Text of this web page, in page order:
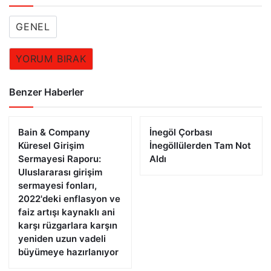
GENEL
YORUM BIRAK
Benzer Haberler
Bain & Company
Küresel Girişim
Sermayesi Raporu:
Uluslararası girişim
sermayesi fonları,
2022'deki enflasyon ve
faiz artışı kaynaklı ani
karşı rüzgarlara karşın
yeniden uzun vadeli
büyümeye hazırlanıyor
İnegöl Çorbası
İnegöllülerden Tam Not
Aldı